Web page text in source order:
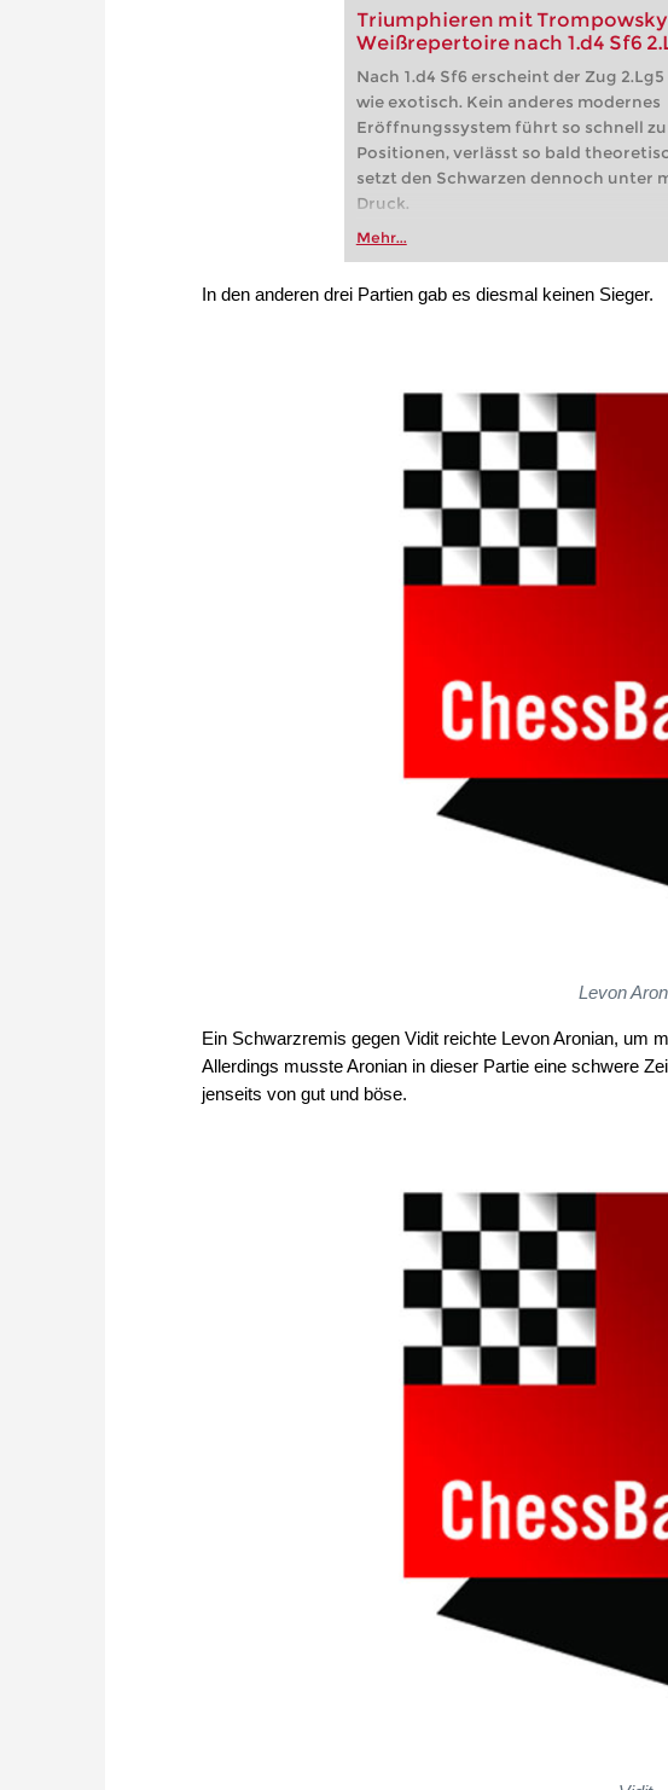
Triumphieren mit
Weißrepertoire nach 1.d4 Sf6
Nach 1.d4 Sf6 erscheint der Zug
wie exotisch. Kein anderes modernes
Eröffnungssystem führt so schnell
Positionen, verlässt so bald
setzt den Schwarzen dennoch unter
Druck.
Mehr...
In den anderen drei Partien gab es diesmal keinen Sieger.
Levon
Ein Schwarzremis gegen Vidit reichte Levon Aronian, um
Allerdings musste Aronian in dieser Partie eine schwere
jenseits von gut und böse.